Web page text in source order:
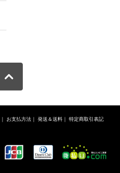
お支払方法 発送＆送料 特定商取引表記